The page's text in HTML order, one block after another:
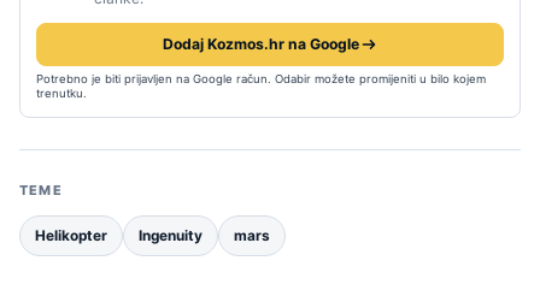
Dodaj Kozmos.hr na Google
Potrebno je biti prijavljen na Google račun. Odabir možete promijeniti u bilo kojem
trenutku.
TEME
Helikopter Ingenuity mars